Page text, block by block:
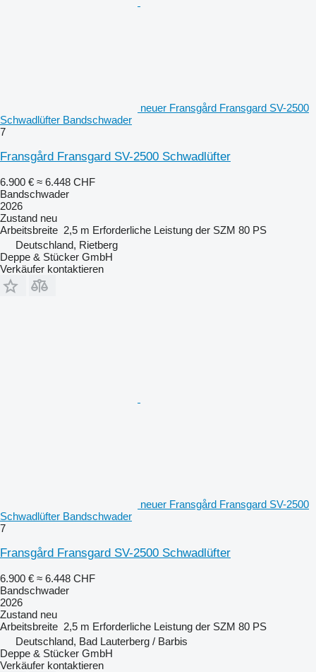
neuer Fransgård Fransgard SV-2500
Schwadlüfter Bandschwader
7
Fransgård Fransgard SV-2500 Schwadlüfter
6.900 € ≈ 6.448 CHF
Bandschwader
2026
Zustand neu
Arbeitsbreite 2,5 m Erforderliche Leistung der SZM 80 PS
Deutschland, Rietberg
Deppe & Stücker GmbH
Verkäufer kontaktieren
neuer Fransgård Fransgard SV-2500
Schwadlüfter Bandschwader
7
Fransgård Fransgard SV-2500 Schwadlüfter
6.900 € ≈ 6.448 CHF
Bandschwader
2026
Zustand neu
Arbeitsbreite 2,5 m Erforderliche Leistung der SZM 80 PS
Deutschland, Bad Lauterberg / Barbis
Deppe & Stücker GmbH
Verkäufer kontaktieren